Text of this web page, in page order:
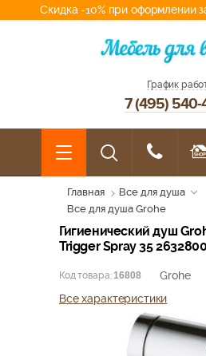
Скидка -10% при оформлении
График
7 (495)
Главная
Все для душа
Все для душа Grohe
Гигиенический душ
Trigger Spray 35
Код товара: 16808
Grohe
Все характеристики